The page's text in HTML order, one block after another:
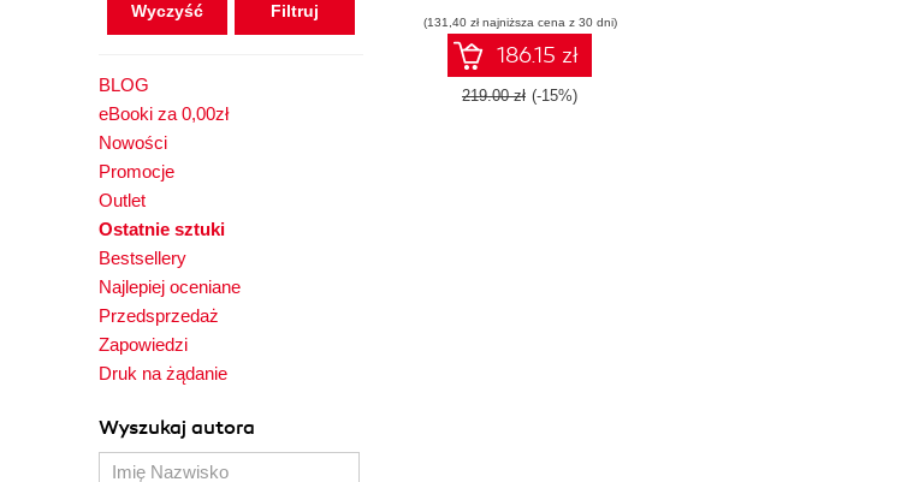
Wyczyść
BLOG
eBooki za 0,00zł
Nowości
Promocje
Outlet
Ostatnie sztuki
Bestsellery
Najlepiej oceniane
Przedsprzedaż
Zapowiedzi
Druk na żądanie
Wyszukaj autora
(131,40 zł najniższa cena z 30 dni)
186.15 zł
219.00 zł (-15%)